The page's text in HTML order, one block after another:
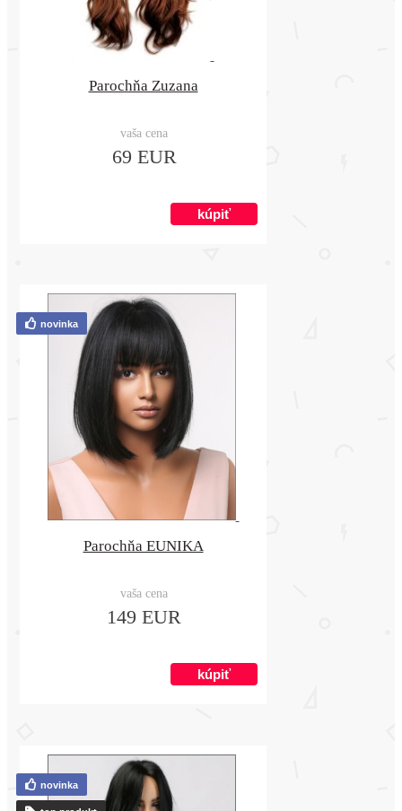
Parochňa Zuzana
vaša cena
69 EUR
Parochňa EUNIKA
vaša cena
149 EUR
novinka
novinka